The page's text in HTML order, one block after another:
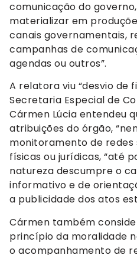
comunicação do
materializar em
canais governamentais,
campanhas de
agendas ou outros”.
A relatora viu “desvio de
Secretaria Especial de
Cármen Lúcia entendeu
atribuições do órgão,
monitoramento de redes
físicas ou jurídicas, “até
natureza descumpre o
informativo e de
a publicidade dos atos
Cármen também
princípio da moralidade
o acompanhamento de